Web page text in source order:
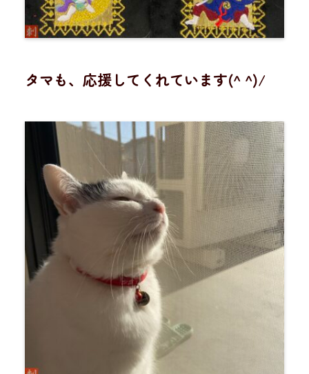
タマも、応援してくれています(^ ^)/